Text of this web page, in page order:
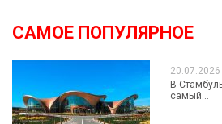
САМОЕ ПОПУЛЯРНОЕ
В
самый...